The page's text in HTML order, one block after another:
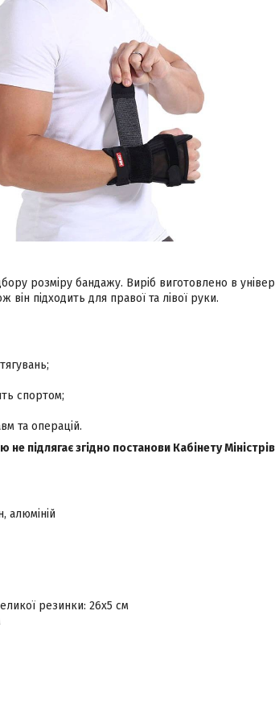
розміру бандажу. Виріб виготовлено в
він підходить для правої та лівої руки.
спортом;
та операцій.
підлягає згідно постанови Кабінету
алюміній
резинки: 26х5 см